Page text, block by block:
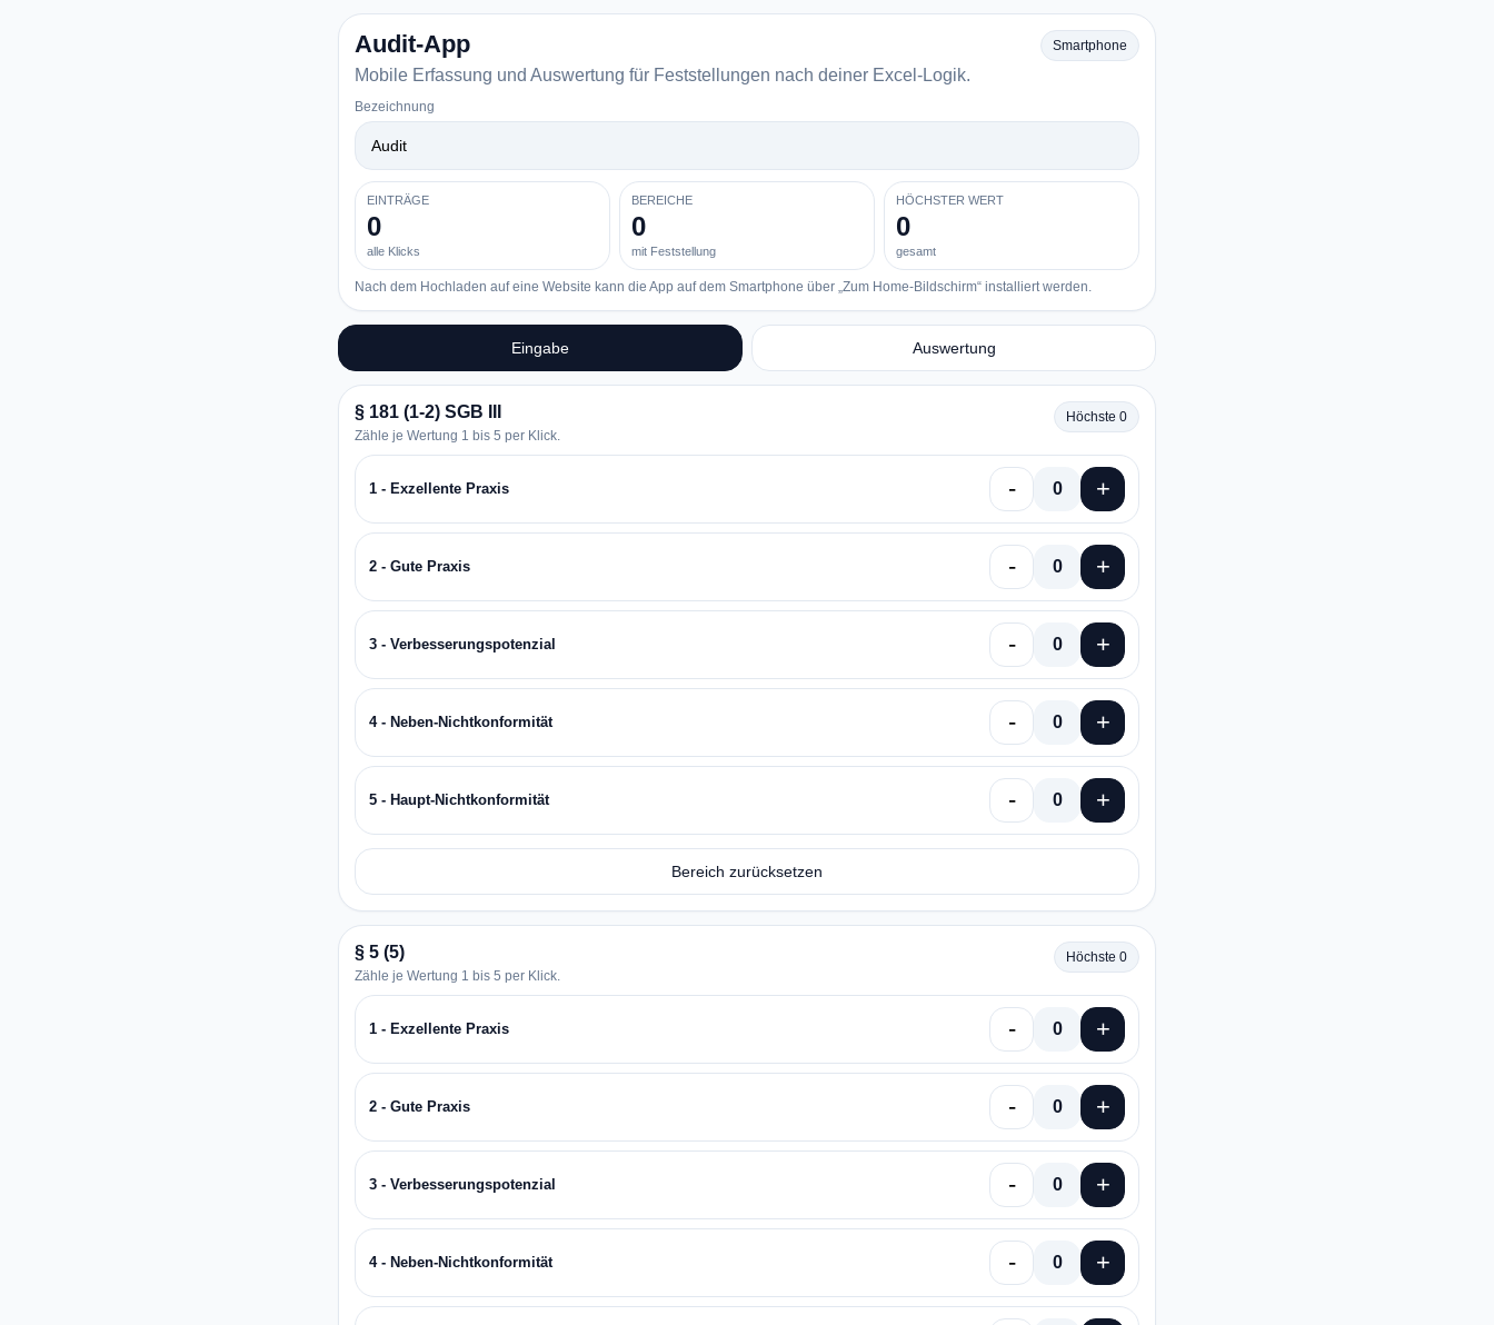
Audit-App
Mobile Erfassung und Auswertung für Feststellungen nach deiner Excel-Logik.
Smartphone
Bezeichnung
EINTRÄGE
0
alle Klicks
BEREICHE
0
mit Feststellung
HÖCHSTER WERT
0
gesamt
Nach dem Hochladen auf eine Website kann die App auf dem Smartphone über „Zum Home-Bildschirm“ installiert werden.
Eingabe Auswertung
§ 181 (1-2) SGB III
Zähle je Wertung 1 bis 5 per Klick.
Höchste 0
1 - Exzellente Praxis - 0 +
2 - Gute Praxis - 0 +
3 - Verbesserungspotenzial - 0 +
4 - Neben-Nichtkonformität - 0 +
5 - Haupt-Nichtkonformität - 0 +
Bereich zurücksetzen
§ 5 (5)
Zähle je Wertung 1 bis 5 per Klick.
Höchste 0
1 - Exzellente Praxis - 0 +
2 - Gute Praxis - 0 +
3 - Verbesserungspotenzial - 0 +
4 - Neben-Nichtkonformität - 0 +